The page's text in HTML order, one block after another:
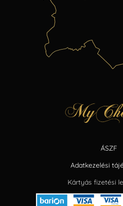
ÁSZF
Adatkezelési
Kártyás fizetési